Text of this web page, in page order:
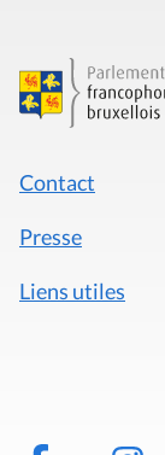
Contact
Presse
Liens utiles